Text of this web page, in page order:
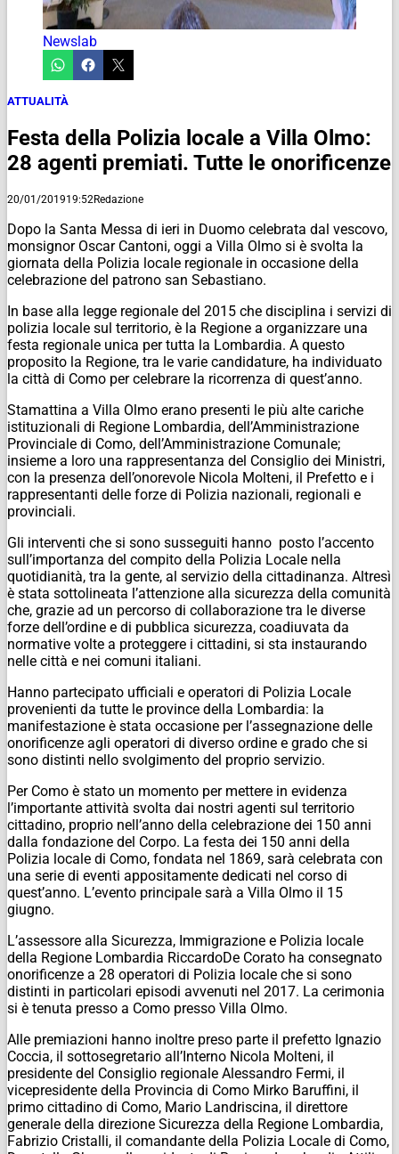
Newslab
ATTUALITÀ
Festa della Polizia locale a Villa Olmo:
28 agenti premiati. Tutte le onorificenze
20/01/201919:52Redazione
Dopo la Santa Messa di ieri in Duomo celebrata dal vescovo,
monsignor Oscar Cantoni, oggi a Villa Olmo si è svolta la
giornata della Polizia locale regionale in occasione della
celebrazione del patrono san Sebastiano.
In base alla legge regionale del 2015 che disciplina i servizi di
polizia locale sul territorio, è la Regione a organizzare una
festa regionale unica per tutta la Lombardia. A questo
proposito la Regione, tra le varie candidature, ha individuato
la città di Como per celebrare la ricorrenza di quest’anno.
Stamattina a Villa Olmo erano presenti le più alte cariche
istituzionali di Regione Lombardia, dell’Amministrazione
Provinciale di Como, dell’Amministrazione Comunale;
insieme a loro una rappresentanza del Consiglio dei Ministri,
con la presenza dell’onorevole Nicola Molteni, il Prefetto e i
rappresentanti delle forze di Polizia nazionali, regionali e
provinciali.
Gli interventi che si sono susseguiti hanno posto l’accento
sull’importanza del compito della Polizia Locale nella
quotidianità, tra la gente, al servizio della cittadinanza. Altresì
è stata sottolineata l’attenzione alla sicurezza della comunità
che, grazie ad un percorso di collaborazione tra le diverse
forze dell’ordine e di pubblica sicurezza, coadiuvata da
normative volte a proteggere i cittadini, si sta instaurando
nelle città e nei comuni italiani.
Hanno partecipato ufficiali e operatori di Polizia Locale
provenienti da tutte le province della Lombardia: la
manifestazione è stata occasione per l’assegnazione delle
onorificenze agli operatori di diverso ordine e grado che si
sono distinti nello svolgimento del proprio servizio.
Per Como è stato un momento per mettere in evidenza
l’importante attività svolta dai nostri agenti sul territorio
cittadino, proprio nell’anno della celebrazione dei 150 anni
dalla fondazione del Corpo. La festa dei 150 anni della
Polizia locale di Como, fondata nel 1869, sarà celebrata con
una serie di eventi appositamente dedicati nel corso di
quest’anno. L’evento principale sarà a Villa Olmo il 15
giugno.
L’assessore alla Sicurezza, Immigrazione e Polizia locale
della Regione Lombardia RiccardoDe Corato ha consegnato
onorificenze a 28 operatori di Polizia locale che si sono
distinti in particolari episodi avvenuti nel 2017. La cerimonia
si è tenuta presso a Como presso Villa Olmo.
Alle premiazioni hanno inoltre preso parte il prefetto Ignazio
Coccia, il sottosegretario all’Interno Nicola Molteni, il
presidente del Consiglio regionale Alessandro Fermi, il
vicepresidente della Provincia di Como Mirko Baruffini, il
primo cittadino di Como, Mario Landriscina, il direttore
generale della direzione Sicurezza della Regione Lombardia,
Fabrizio Cristalli, il comandante della Polizia Locale di Como,